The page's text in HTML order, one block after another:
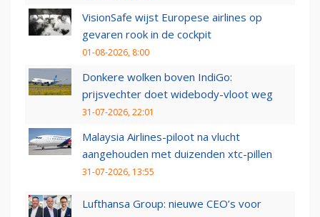
VisionSafe wijst Europese airlines op
gevaren rook in de cockpit
01-08-2026, 8:00
Donkere wolken boven IndiGo:
prijsvechter doet widebody-vloot weg
31-07-2026, 22:01
Malaysia Airlines-piloot na vlucht
aangehouden met duizenden xtc-pillen
31-07-2026, 13:55
Lufthansa Group: nieuwe CEO’s voor